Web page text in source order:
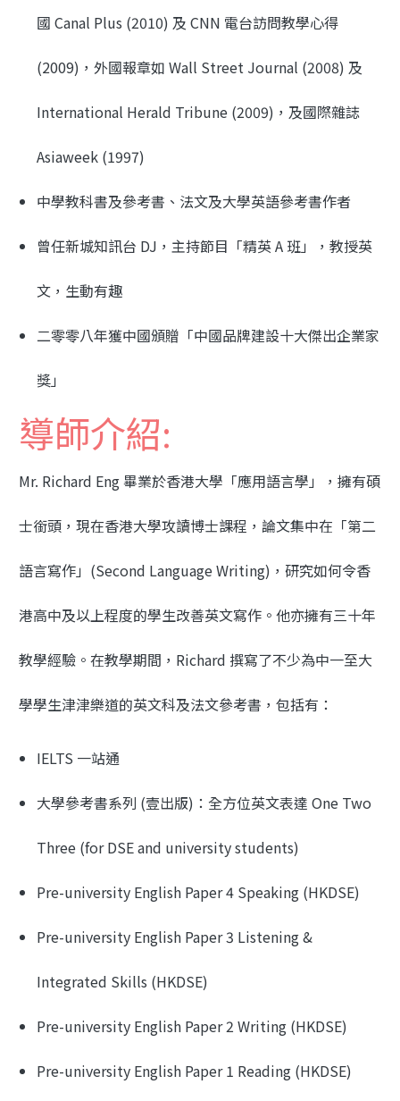
國 Canal Plus (2010) 及 CNN 電台訪問教學心得
(2009)，外國報章如 Wall Street Journal (2008) 及
International Herald Tribune (2009)，及國際雜誌
Asiaweek (1997)
中學教科書及參考書、法文及大學英語參考書作者
曾任新城知訊台 DJ，主持節目「精英 A 班」，教授英
文，生動有趣
二零零八年獲中國頒贈「中國品牌建設十大傑出企業家
獎」
導師介紹:
Mr. Richard Eng 畢業於香港大學「應用語言學」，擁有碩
士銜頭，現在香港大學攻讀博士課程，論文集中在「第二
語言寫作」(Second Language Writing)，研究如何令香
港高中及以上程度的學生改善英文寫作。他亦擁有三十年
教學經驗。在教學期間，Richard 撰寫了不少為中一至大
學學生津津樂道的英文科及法文參考書，包括有：
IELTS 一站通
大學參考書系列 (壹出版)：全方位英文表達 One Two
Three (for DSE and university students)
Pre-university English Paper 4 Speaking (HKDSE)
Pre-university English Paper 3 Listening &
Integrated Skills (HKDSE)
Pre-university English Paper 2 Writing (HKDSE)
Pre-university English Paper 1 Reading (HKDSE)